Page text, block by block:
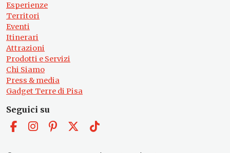
Esperienze
Territori
Eventi
Itinerari
Attrazioni
Prodotti e Servizi
Chi Siamo
Press & media
Gadget Terre di Pisa
Seguici su